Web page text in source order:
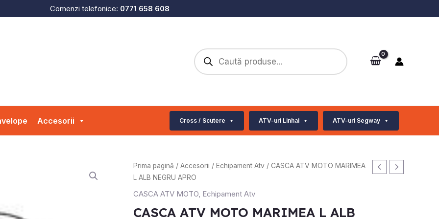
Comenzi telefonice: 0771 658 608
Products
search
Accesorii Cross / Scutere ATV-uri Linhai ATV-uri Segway
Prima pagină / Accesorii / Echipament Atv / CASCA ATV MOTO MARIMEA
L ALB NEGRU APRO
CASCA ATV MOTO, Echipament Atv
CASCA ATV MOTO MARIMEA L ALB